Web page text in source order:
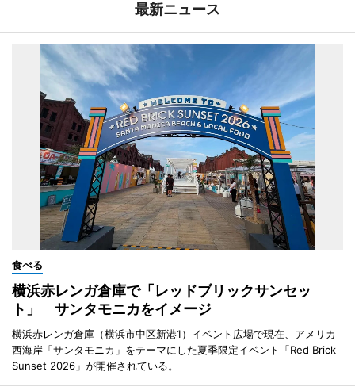
最新ニュース
食べる
横浜赤レンガ倉庫で「レッドブリックサンセッ
ト」 サンタモニカをイメージ
横浜赤レンガ倉庫（横浜市中区新港1）イベント広場で現在、アメリカ
西海岸「サンタモニカ」をテーマにした夏季限定イベント「Red Brick
Sunset 2026」が開催されている。